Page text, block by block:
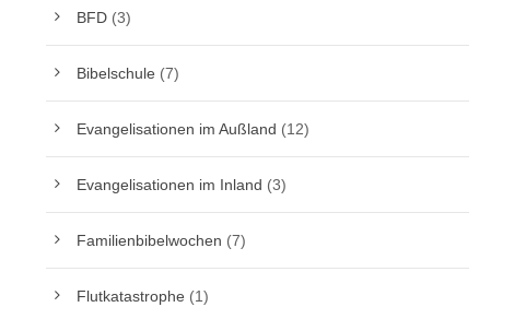
BFD (3)
Bibelschule (7)
Evangelisationen im Außland (12)
Evangelisationen im Inland (3)
Familienbibelwochen (7)
Flutkatastrophe (1)